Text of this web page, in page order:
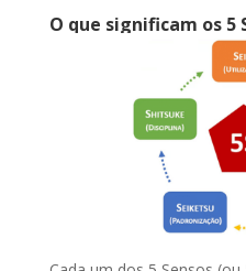
O que significam os 5